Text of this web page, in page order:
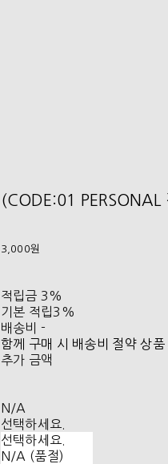
(CODE:01
3,000원
적립금 3%
기본 적립3%
배송비 -
함께 구매 시 배송비 절약 상품
추가 금액
N/A
선택하세요.
선택하세요.
N/A (품절)